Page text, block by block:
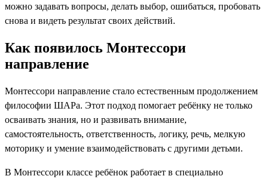
можно задавать вопросы, делать выбор, ошибаться, пробовать
снова и видеть результат своих действий.
Как появилось Монтессори
направление
Монтессори направление стало естественным продолжением
философии ШАРа. Этот подход помогает ребёнку не только
осваивать знания, но и развивать внимание,
самостоятельность, ответственность, логику, речь, мелкую
моторику и умение взаимодействовать с другими детьми.
В Монтессори классе ребёнок работает в специально